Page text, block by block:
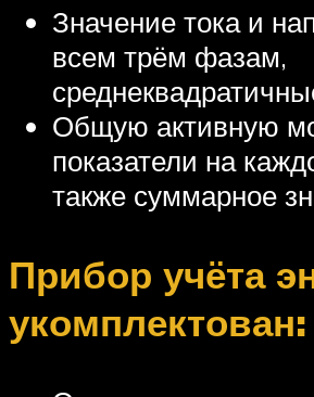
Значение тока и
всем трём фазам,
Общую активную
показатели на
также суммарное
Прибор учёта
укомплектован: